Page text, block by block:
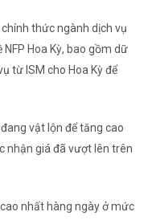
thức ngành dịch vụ
Hoa Kỳ, bao gồm dữ
từ ISM cho Hoa Kỳ để
vật lộn để tăng cao
nhận giá đã vượt lên trên
nhất hàng ngày ở mức